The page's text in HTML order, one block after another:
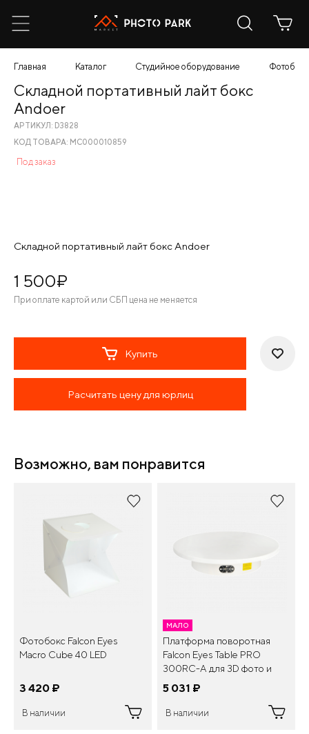
Главная Каталог Студийное оборудование
Складной портативный лайт бокс Andoer
1 500¤
При оплате картой или СБП цена не меняется
Купить
Расчитать цену для юрлиц
Возможно, вам понравится
Фотобокс Falcon Eyes
Macro Cube 40 LED
3 420 ¤
В наличии
МАЛО
Платформа поворотная
Falcon Eyes Table PRO
300RC-A для 3D фото и
видеосъемки
5 031 ¤
В наличии
Складной портативный лайт бокс
Andoer
АРТИКУЛ: D3828
КОД ТОВАРА: МС000010859
Под заказ